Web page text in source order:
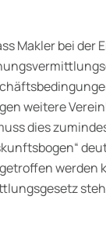
Makler bei der
weitere
dies
werden